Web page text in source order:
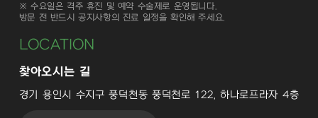
※ 수요일은 격주 휴진 및 예약 수술제로 운영됩니다.
방문 전 반드시 공지사항의 진료 일정을 확인해 주세요.
LOCATION
찾아오시는 길
경기 용인시 수지구 풍덕천동 풍덕천로 122, 하나로프라자 4층